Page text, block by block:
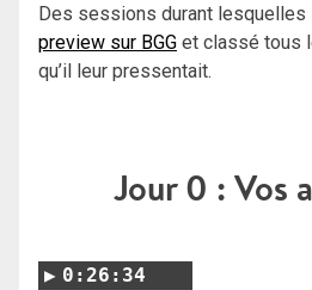
Des sessions durant lesquelles
preview sur BGG et classé tous
qu’il leur pressentait.
Jour 0 : Vos
0:26:34